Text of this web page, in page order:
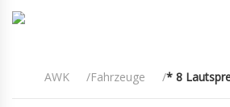
AWK Fahrzeuge * 8